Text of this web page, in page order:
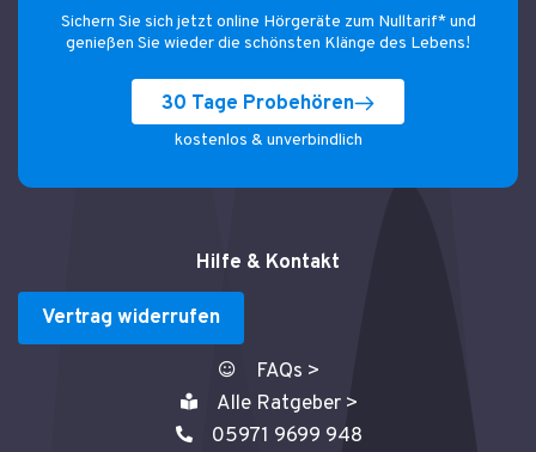
Sichern Sie sich jetzt online Hörgeräte zum Nulltarif* und
genießen Sie wieder die schönsten Klänge des Lebens!
30 Tage Probehören
kostenlos & unverbindlich
Hilfe & Kontakt
Vertrag widerrufen
FAQs >
Alle Ratgeber >
05971 9699 948